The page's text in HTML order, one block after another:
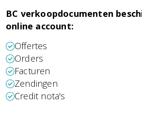
BC verkoopdocumenten
online account:
Offertes
Orders
Facturen
Zendingen
Credit nota's